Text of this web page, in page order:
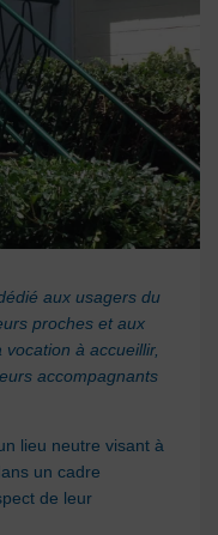
aux usagers du
proches et aux
à accueillir,
accompagnants
lieu neutre visant à
un cadre
de leur